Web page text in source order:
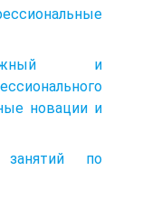
и
новации и
занятий по